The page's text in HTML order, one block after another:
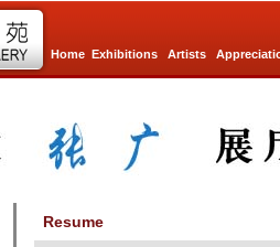
Home Exhibitions Artists
Resume